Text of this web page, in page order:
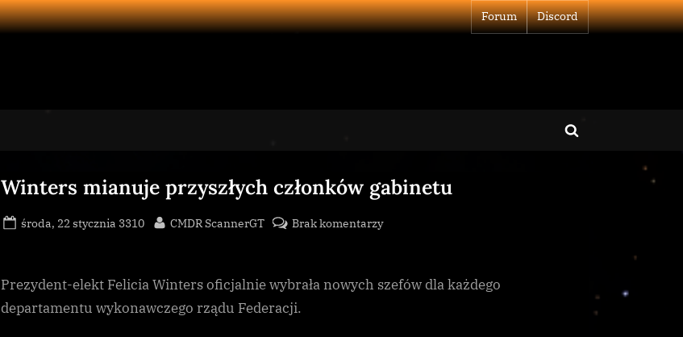
Forum Discord
Toggle
Winters mianuje przyszłych członków gabinetu
Posted
środa, 22 stycznia 3310 By
CMDR ScannerGT Brak komentarzydo
przyszłych
Prezydent-elekt Felicia Winters oficjalnie wybrała nowych szefów dla każdego
departamentu wykonawczego rządu Federacji.